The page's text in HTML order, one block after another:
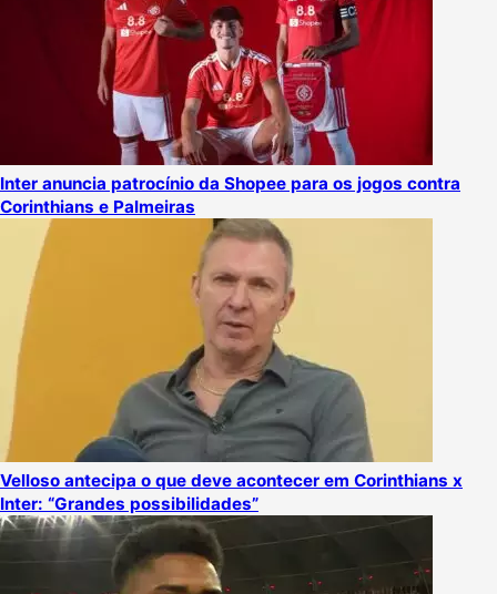
Inter anuncia patrocínio da Shopee para os jogos contra
Corinthians e Palmeiras
Velloso antecipa o que deve acontecer em Corinthians x
Inter: “Grandes possibilidades”